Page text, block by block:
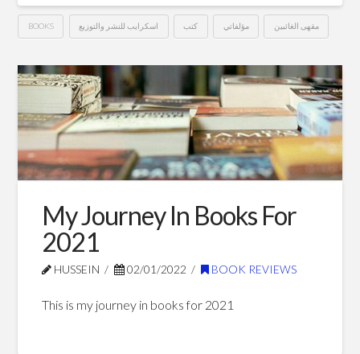
BOOKS اسكرايب للنشر والتوزيع كتب مؤلفاتي مقهى الغائبين
الغائبين04.25.2022
My Journey In Books For
2021
HUSSEIN 02/01/2022 BOOK REVIEWS
This is my journey in books for 2021